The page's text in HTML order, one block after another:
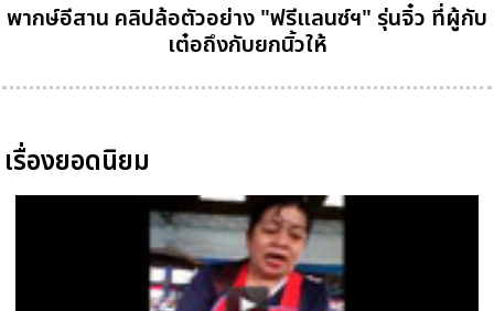
พากษ์อีสาน คลิปล้อตัวอย่าง "ฟรีแลนซ์ฯ" รุ่นจิ๋ว ที่ผู้กับ
เต๋อถึงกับยกนิ้วให้
เรื่องยอดนิยม